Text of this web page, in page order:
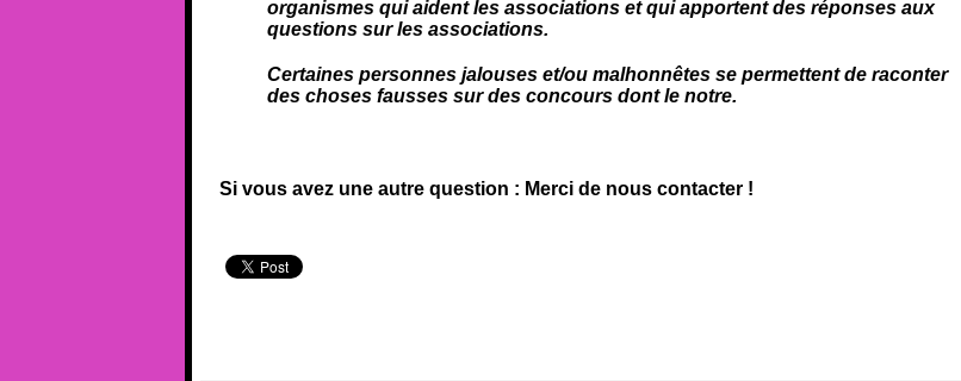
organismes qui aident les associations et qui apportent des réponses aux
questions sur les associations.
Certaines personnes jalouses et/ou malhonnêtes se permettent de raconter
des choses fausses sur des concours dont le notre.
Si vous avez une autre question : Merci de nous contacter !